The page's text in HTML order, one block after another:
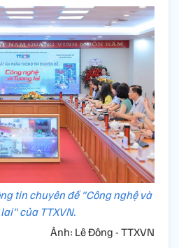
tin chuyên đề "Công nghệ và
của TTXVN.
Ảnh: Lê Đông - TTXVN